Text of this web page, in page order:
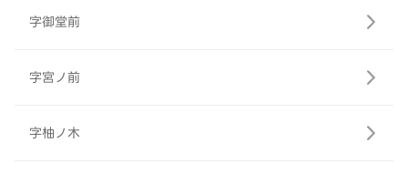
字御堂前
字宮ノ前
字柚ノ木